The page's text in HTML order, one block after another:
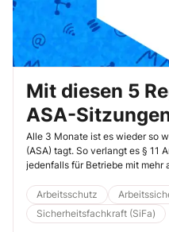
Mit diesen 5
ASA-
Alle 3 Monate ist es wieder so
(ASA) tagt. So verlangt es § 11
jedenfalls für Betriebe mit mehr
Arbeitsschutz
Sicherheitsfachkraft (SiFa)